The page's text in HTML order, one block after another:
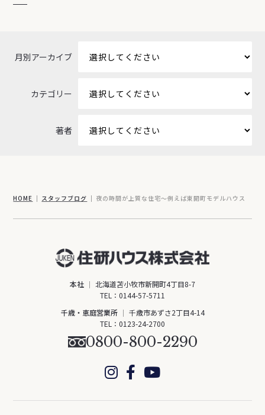
月別アーカイブ
カテゴリー
著者
HOME スタッフブログ 夜の時間が上質な住宅～例えば東開町モデルハウス
本社
北海道苫小牧市新開町4丁目8-7
TEL： 0144-57-5711
千歳・恵庭営業所
千歳市あずさ2丁目4-14
TEL： 0123-24-2700
0800-800-2290